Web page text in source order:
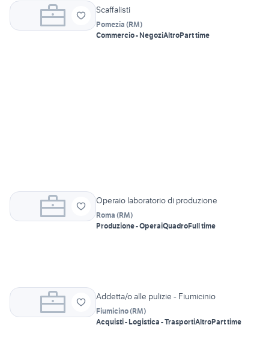
Scaffalisti
Pomezia (RM)
Commercio - NegoziAltroPart time
Operaio laboratorio di produzione
Roma (RM)
Produzione - OperaiQuadroFull time
Addetta/o alle pulizie - Fiumicinio
Fiumicino(RM)
Acquisti - Logistica - TrasportiAltroPart time